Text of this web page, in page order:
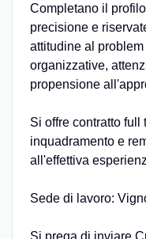
Completano il
precisione e
attitudine al
organizzative,
propensione
Si offre contratto full
inquadramento e
all'effettiva
Sede di lavoro:
Si prega di inviare